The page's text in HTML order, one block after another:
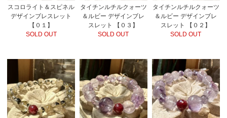
スコロライト＆スピネル
デザインブレスレット
【０１】
SOLD OUT
タイチンルチルクォーツ
＆ルビー デザインブレ
スレット 【０３】
SOLD OUT
タイチンルチルクォーツ
＆ルビー デザインブレ
スレット 【０２】
SOLD OUT